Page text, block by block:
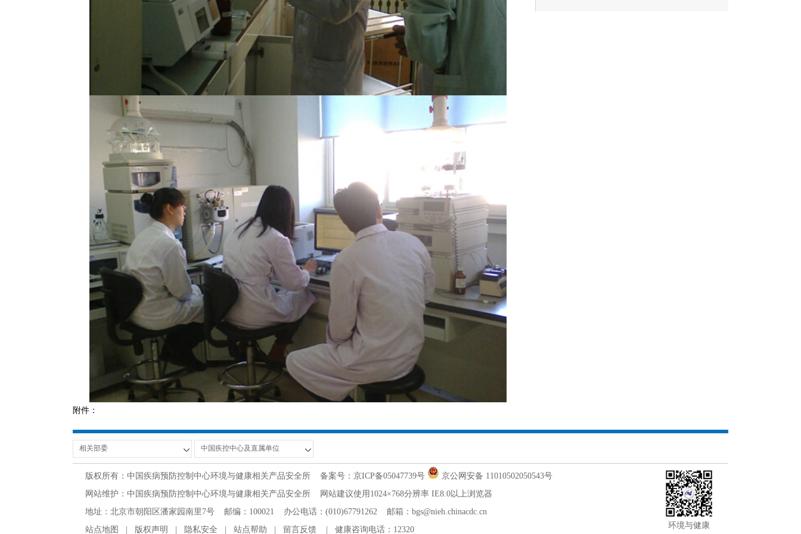
附件：
版权所有：中国疾病预防控制中心环境与健康相关产品安全所 备案号：京ICP备05047739号
京公网安备 11010502050543号
网站维护：中国疾病预防控制中心环境与健康相关产品安全所 网站建议使用1024×768分辨率 IE8.0以上浏览器
地址：北京市朝阳区潘家园南里7号 邮编：100021 办公电话：(010)67791262 邮箱：bgs@nieh.chinacdc.cn
站点地图
版权声明 隐私安全 站点帮助 留言反馈 健康咨询电话：12320 环境与健康